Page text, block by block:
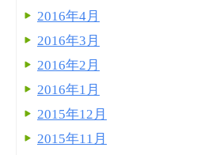
2016年4月
2016年3月
2016年2月
2016年1月
2015年12月
2015年11月